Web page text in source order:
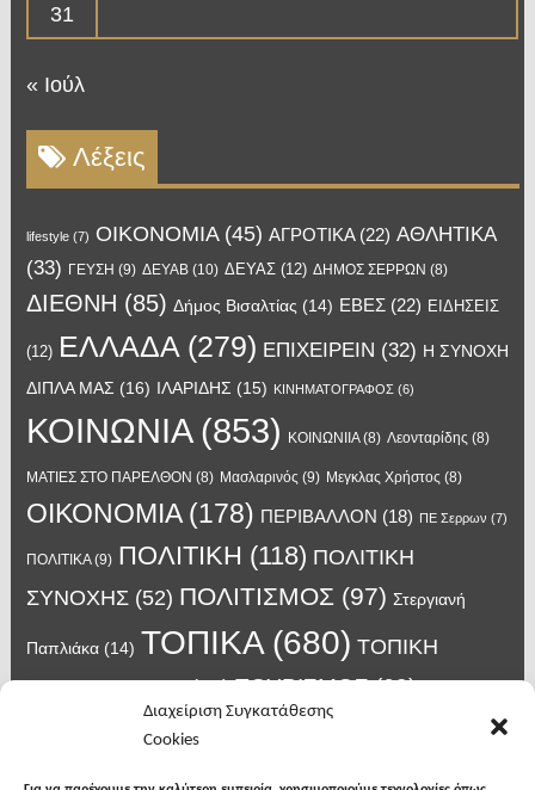
Διαχείριση Συγκατάθεσης
Cookies
31
« Ιούλ
Λέξεις
lifestyle(7) OIKONOMIA(45) ΑΓΡΟΤΙΚΑ(22) ΑΘΛΗΤΙΚΑ
(33) ΓΕΥΣΗ (9) ΔΕΥΑΒ(10) ΔΕΥΑΣ(12) ΔΗΜΟΣ ΣΕΡΡΩΝ (8)
ΔΙΕΘΝΗ (85) Δήμος Βισαλτίας (14) ΕΒΕΣ(22) ΕΙΔΗΣΕΙΣ
(12) ΕΛΛΑΔΑ(279) ΕΠΙΧΕΙΡΕΙΝ (32) Η ΣΥΝΟΧΗ
ΔΙΠΛΑ ΜΑΣ (16) ΙΛΑΡΙΔΗΣ (15) ΚΙΝΗΜΑΤΟΓΡΑΦΟΣ (6)
ΚΟΙΝΩΝΙΑ(853) ΚΟΙΝΩΝΙΙΑ(8) Λεονταρίδης (8)
ΜΑΤΙΕΣ ΣΤΟ ΠΑΡΕΛΘΟΝ (8) Μασλαρινός (9) Μεγκλας Χρήστος (8)
ΟΙΚΟΝΟΜΙΑ(178) ΠΕΡΙΒΑΛΛΟΝ (18) ΠΕ Σερρων (7)
ΠΟΛΙΤΙΚΑ(9) ΠΟΛΙΤΙΚΗ (118) ΠΟΛΙΤΙΚΗ
ΣΥΝΟΧΗΣ(52) ΠΟΛΙΤΙΣΜΟΣ (97) Στεργιανή
Παπλιάκα(14) ΤΟΠΙΚΑ(680) ΤΟΠΙΚΗ
ΑΥΤΟΔΙΟΙΚΗΣΗ(45) ΤΟΥΡΙΣΜΟΣ(63)
(14) Χατζηβασιλειου